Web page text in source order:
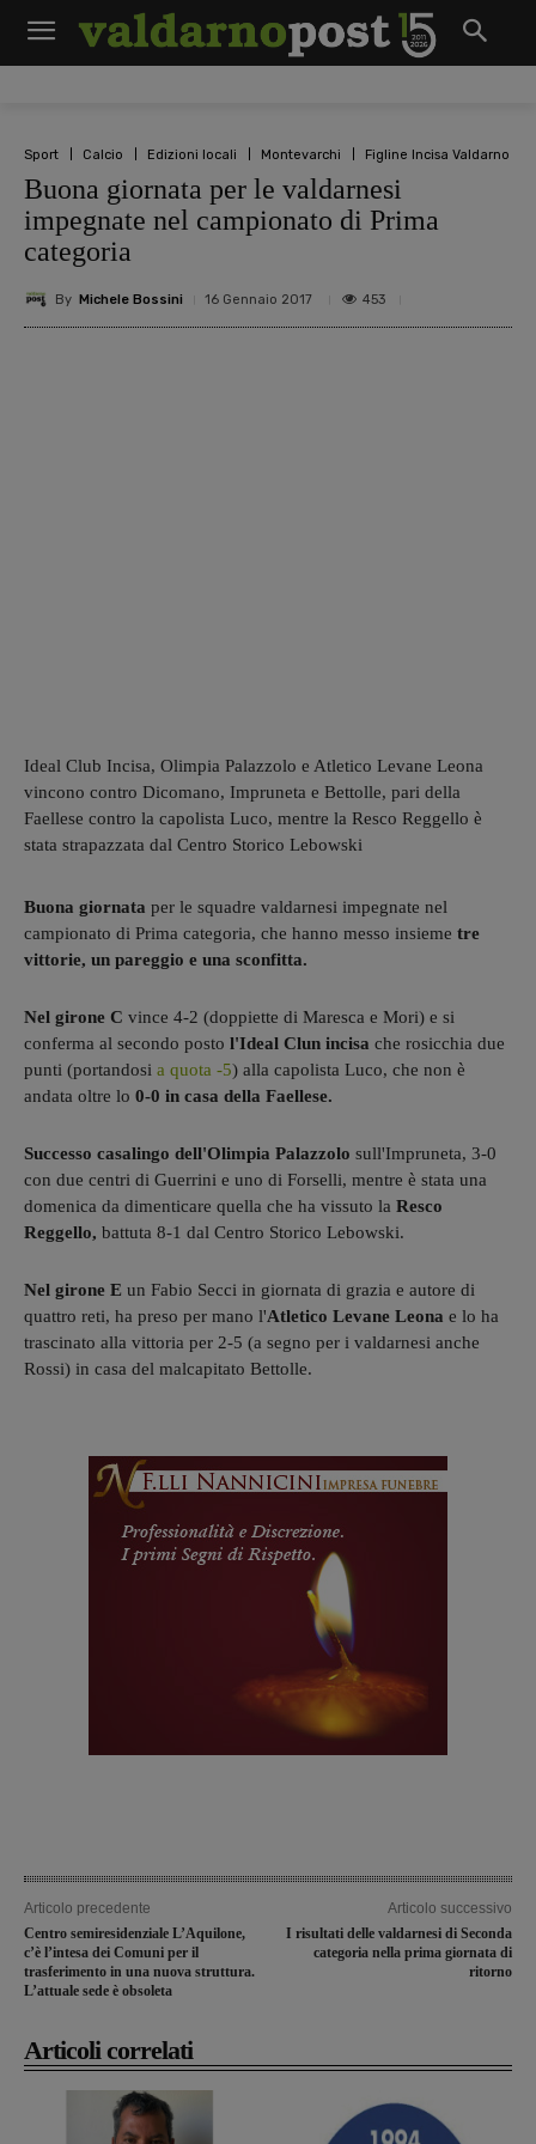
Sport Calcio Edizioni locali Montevarchi Figline Incisa Valdarno
Buona giornata per le valdarnesi
impegnate nel campionato di Prima
categoria
By Michele Bossini 16 Gennaio 2017 453
Ideal Club Incisa, Olimpia Palazzolo e Atletico Levane Leona
vincono contro Dicomano, Impruneta e Bettolle, pari della
Faellese contro la capolista Luco, mentre la Resco Reggello è
stata strapazzata dal Centro Storico Lebowski
Buona giornata per le squadre valdarnesi impegnate nel
campionato di Prima categoria, che hanno messo insieme tre
vittorie, un pareggio e una sconfitta.
Nel girone C vince 4-2 (doppiette di Maresca e Mori) e si
conferma al secondo posto l'Ideal Clun incisa che rosicchia due
punti (portandosi a quota -5) alla capolista Luco, che non è
andata oltre lo 0-0 in casa della Faellese.
Successo casalingo dell'Olimpia Palazzolo sull'Impruneta, 3-0
con due centri di Guerrini e uno di Forselli, mentre è stata una
domenica da dimenticare quella che ha vissuto la Resco
Reggello, battuta 8-1 dal Centro Storico Lebowski.
Nel girone E un Fabio Secci in giornata di grazia e autore di
quattro reti, ha preso per mano l'Atletico Levane Leona e lo ha
trascinato alla vittoria per 2-5 (a segno per i valdarnesi anche
Rossi) in casa del malcapitato Bettolle.
Articolo precedente
Centro semiresidenziale L’Aquilone,
c’è l’intesa dei Comuni per il
trasferimento in una nuova struttura.
L’attuale sede è obsoleta
Articolo successivo
I risultati delle valdarnesi di Seconda
categoria nella prima giornata di
ritorno
Articoli correlati